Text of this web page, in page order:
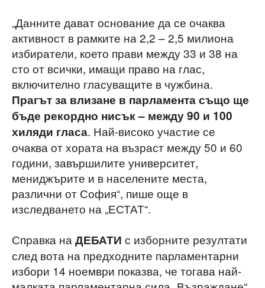
„Данните дават основание да се очаква
активност в рамките на 2,2 – 2,5 милиона
избиратели, което прави между 33 и 38 на
сто от всички, имащи право на глас,
включително гласуващите в чужбина.
Прагът за влизане в парламента също ще
бъде рекордно нисък – между 90 и 100
хиляди гласа. Най-високо участие се
очаква от хората на възраст между 50 и 60
години, завършилите университет,
мениджърите и в населените места,
различни от София“, пише още в
изследването на „ЕСТАТ“.
Справка на ДЕБАТИ с изборните резултати
след вота на предходните парламентарни
избори 14 ноември показва, че тогава най-